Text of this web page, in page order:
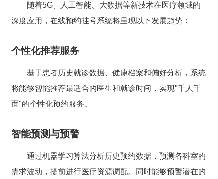
随着5G、人工智能、大数据等新技术在医疗领域的
深度应用，在线预约挂号系统将呈现以下发展趋势：
个性化推荐服务
基于患者历史就诊数据、健康档案和偏好分析，系统
将能够智能推荐最适合的医生和就诊时间，实现"千人千
面"的个性化预约服务。
智能预测与预警
通过机器学习算法分析历史预约数据，预测各科室的
需求波动，提前进行医疗资源调配。同时能够预警潜在的